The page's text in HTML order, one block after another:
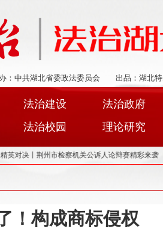
：中共湖北省委政法委员会 出品：湖北
法治建设 法治政府
法治校园 理论研究
决丨荆州市检察机关公诉人论辩赛精彩来袭
！构成商标侵权